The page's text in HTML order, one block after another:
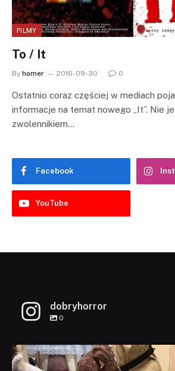
FILMY
To / It
By homer 2016-09-30 0
Ostatnio coraz częściej w mediach
informacje na temat nowego „It”. Nie
zwolennikiem…
Facebook
YouTube
dobryhorror
0
dobryhorror
Lis 1